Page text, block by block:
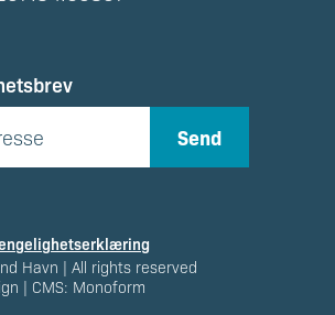
Havn | All rights reserved
| CMS: Monoform